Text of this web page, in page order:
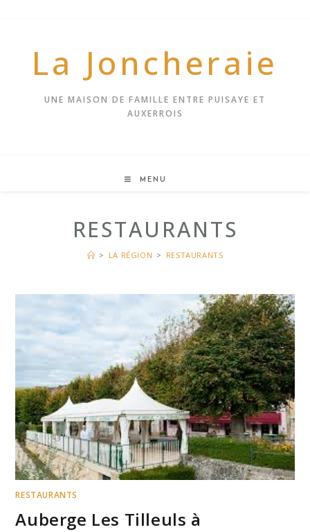
La Joncheraie
UNE MAISON DE FAMILLE ENTRE PUISAYE ET
AUXERROIS
MENU
RESTAURANTS
> LA RÉGION > RESTAURANTS
RESTAURANTS
Auberge Les Tilleuls à